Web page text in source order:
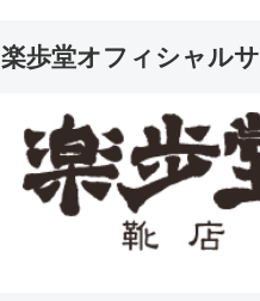
楽歩堂オフィシャル